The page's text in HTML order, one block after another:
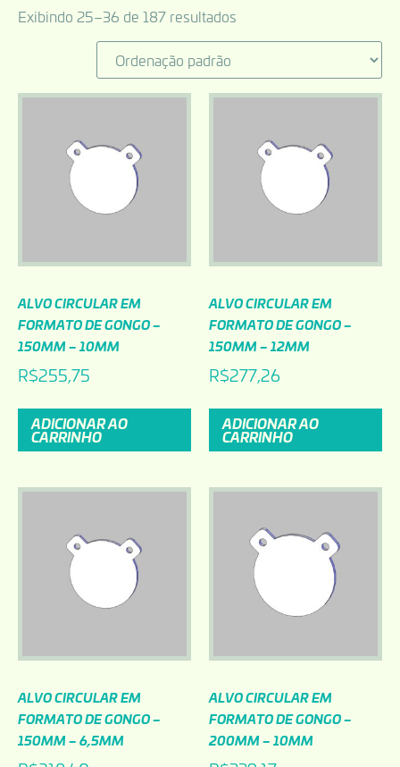
Exibindo 25–36 de 187 resultados
ALVO CIRCULAR EM
FORMATO DE GONGO –
150MM – 10MM
R$255,75
ADICIONAR AO
CARRINHO
ALVO CIRCULAR EM
FORMATO DE GONGO –
150MM – 12MM
R$277,26
ADICIONAR AO
CARRINHO
ALVO CIRCULAR EM
FORMATO DE GONGO –
150MM – 6,5MM
ALVO CIRCULAR EM
FORMATO DE GONGO –
200MM – 10MM